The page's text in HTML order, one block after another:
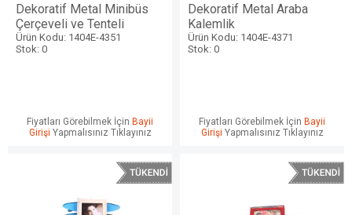
Dekoratif Metal Minibüs
Çerçeveli ve Tenteli
Ürün Kodu: 1404E-4351
Stok: 0
Fiyatları Görebilmek İçin Bayii
Girişi Yapmalısınız Tıklayınız
Dekoratif Metal Araba
Kalemlik
Ürün Kodu: 1404E-4371
Stok: 0
Fiyatları Görebilmek İçin Bayii
Girişi Yapmalısınız Tıklayınız